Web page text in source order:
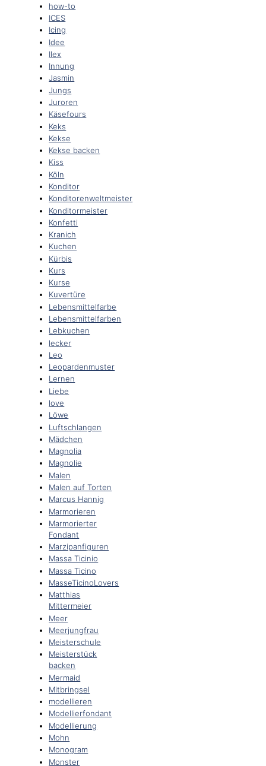
how-to
ICES
Icing
Idee
Ilex
Innung
Jasmin
Jungs
Juroren
Käsefours
Keks
Kekse
Kekse backen
Kiss
Köln
Konditor
Konditorenweltmeister
Konditormeister
Konfetti
Kranich
Kuchen
Kürbis
Kurs
Kurse
Kuvertüre
Lebensmittelfarbe
Lebensmittelfarben
Lebkuchen
lecker
Leo
Leopardenmuster
Lernen
Liebe
love
Löwe
Luftschlangen
Mädchen
Magnolia
Magnolie
Malen
Malen auf Torten
Marcus Hannig
Marmorieren
Marmorierter
Fondant
Marzipanfiguren
Massa Ticinio
Massa Ticino
MasseTicinoLovers
Matthias
Mittermeier
Meer
Meerjungfrau
Meisterschule
Meisterstück
backen
Mermaid
Mitbringsel
modellieren
Modellierfondant
Modellierung
Mohn
Monogram
Monster